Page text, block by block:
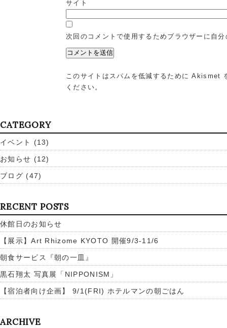
サイト
次回のコメントで使用するためブラウザーに自
このサイトはスパムを低減するために Akismet
ください 。
CATEGORY
イベント (13)
お知らせ (12)
ブログ (47)
RECENT POSTS
休館日のお知らせ
【展示】Art Rhizome KYOTO 開催9/3-11/6
朝食サービス『朝の一皿』
黒石翔太 写真展「NIPPONISM」
【宿泊者向け企画】 9/1(FRI) ホテルマンの朝ごはん
ARCHIVE